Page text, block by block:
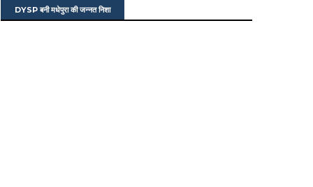
DYSP बनी मधेपुरा की जन्नत निशा